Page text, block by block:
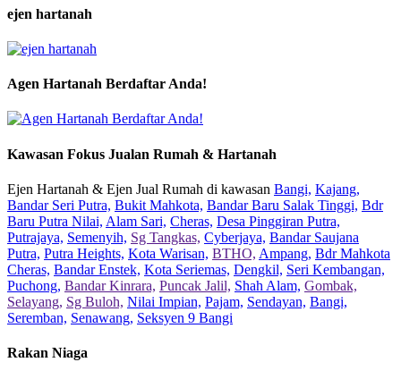
ejen hartanah
Agen Hartanah Berdaftar Anda!
Kawasan Fokus Jualan Rumah & Hartanah
Ejen Hartanah & Ejen Jual Rumah di kawasan Bangi, Kajang,
Bandar Seri Putra, Bukit Mahkota, Bandar Baru Salak Tinggi, Bdr
Baru Putra Nilai, Alam Sari, Cheras, Desa Pinggiran Putra,
Putrajaya, Semenyih, Sg Tangkas, Cyberjaya, Bandar Saujana
Putra, Putra Heights, Kota Warisan, BTHO, Ampang, Bdr Mahkota
Cheras, Bandar Enstek, Kota Seriemas, Dengkil, Seri Kembangan,
Puchong, Bandar Kinrara, Puncak Jalil, Shah Alam, Gombak,
Selayang, Sg Buloh, Nilai Impian, Pajam, Sendayan, Bangi,
Seremban, Senawang, Seksyen 9 Bangi
Rakan Niaga